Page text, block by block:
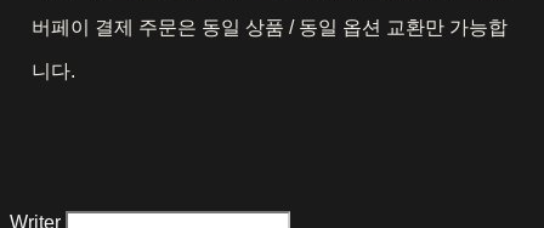
버페이 결제 주문은 동일 상품 / 동일 옵션 교환만 가능합
니다.
Writer